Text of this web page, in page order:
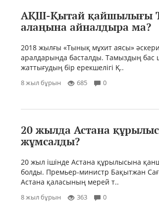
АҚШ-Қытай қайшылығы
алаңына айналдыра ма?
2018 жылғы «Тынық мұхит аясы»
аралдарында басталды. Тамыздың бас
жаттығудың бір ерекшелігі Қ..
8 жыл бұрын 685 0
20 жылда Астана
жұмсалды?
20 жыл ішінде Астана құрылысына
болды. Премьер-министр Бақытжан
Астана қаласының мерей т..
8 жыл бұрын 363 0